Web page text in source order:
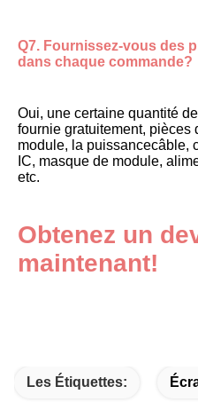
Q7. Fournissez-vous des
dans chaque commande?
Oui, une certaine quantité
fournie gratuitement, pièces
module, la puissancecâble,
IC, masque de module,
etc.
Obtenez un
maintenant!
Les Étiquettes: